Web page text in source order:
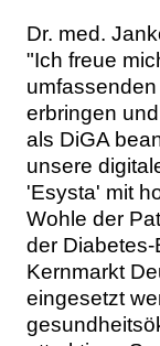
Dr. med.
"Ich freue
erbringen
als DiGA
unsere
'Esysta' mit
Wohle der
der
Kernmarkt
eingesetzt